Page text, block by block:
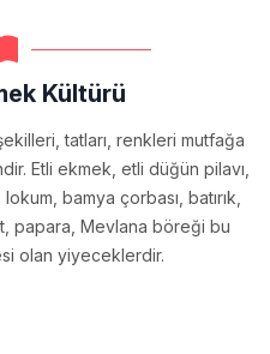
Kültürü
tatları, renkleri mutfağa
Etli ekmek, etli düğün pilavı,
bamya çorbası, batırık,
papara, Mevlana böreği bu
olan yiyeceklerdir.